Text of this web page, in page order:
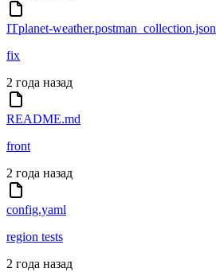
ITplanet-weather.postman_collection.json
fix
2 года назад
README.md
front
2 года назад
config.yaml
region tests
2 года назад